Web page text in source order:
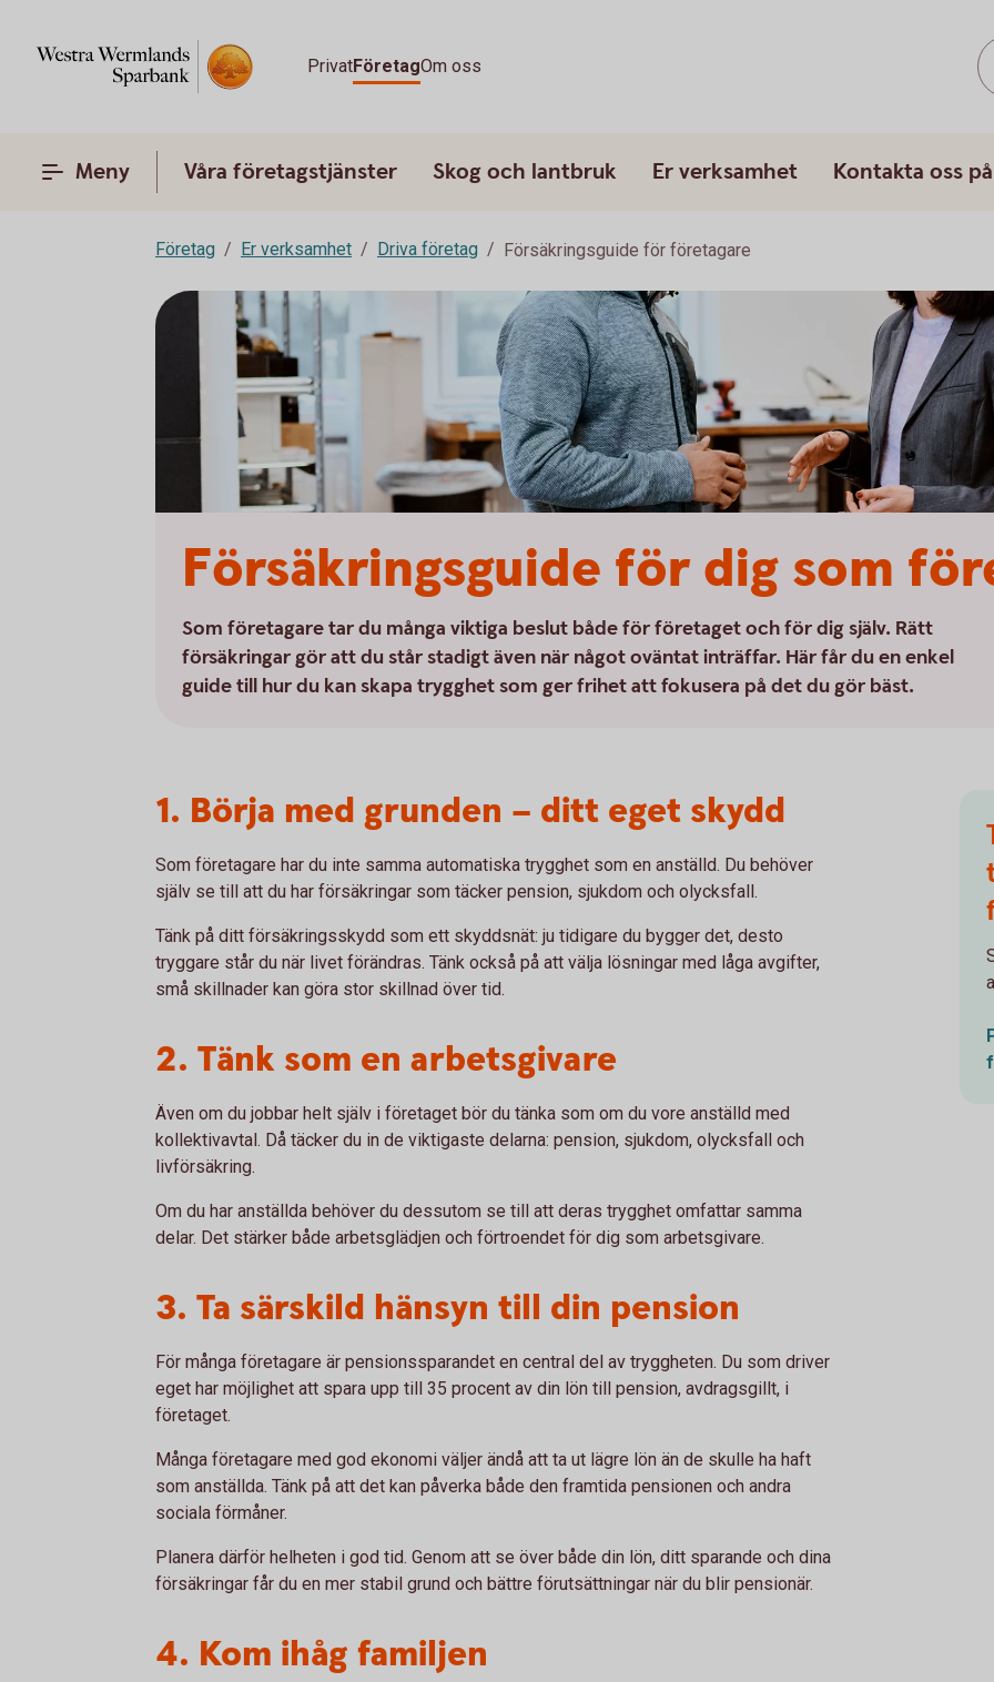
PrivatFöretagOm oss
Meny Våra företagstjänster Skog och lantbruk Er verksamhet Kontakta oss
Företag Er verksamhet Driva företag Försäkringsguide för företagare
Försäkringsguide för dig som
Som företagare tar du många viktiga beslut både för företaget och för dig själv. Rätt
försäkringar gör att du står stadigt även när något oväntat inträffar. Här får du en enkel
guide till hur du kan skapa trygghet som ger frihet att fokusera på det du gör bäst.
1. Börja med grunden – ditt eget skydd
Som företagare har du inte samma automatiska trygghet som en anställd. Du behöver
själv se till att du har försäkringar som täcker pension, sjukdom och olycksfall.
Tänk på ditt försäkringsskydd som ett skyddsnät: ju tidigare du bygger det, desto
tryggare står du när livet förändras. Tänk också på att välja lösningar med låga avgifter,
små skillnader kan göra stor skillnad över tid.
2. Tänk som en arbetsgivare
Även om du jobbar helt själv i företaget bör du tänka som om du vore anställd med
kollektivavtal. Då täcker du in de viktigaste delarna: pension, sjukdom, olycksfall och
livförsäkring.
Om du har anställda behöver du dessutom se till att deras trygghet omfattar samma
delar. Det stärker både arbetsglädjen och förtroendet för dig som arbetsgivare.
3. Ta särskild hänsyn till din pension
För många företagare är pensionssparandet en central del av tryggheten. Du som driver
eget har möjlighet att spara upp till 35 procent av din lön till pension, avdragsgillt, i
företaget.
Många företagare med god ekonomi väljer ändå att ta ut lägre lön än de skulle ha haft
som anställda. Tänk på att det kan påverka både den framtida pensionen och andra
sociala förmåner.
Planera därför helheten i god tid. Genom att se över både din lön, ditt sparande och dina
försäkringar får du en mer stabil grund och bättre förutsättningar när du blir pensionär.
4. Kom ihåg familjen